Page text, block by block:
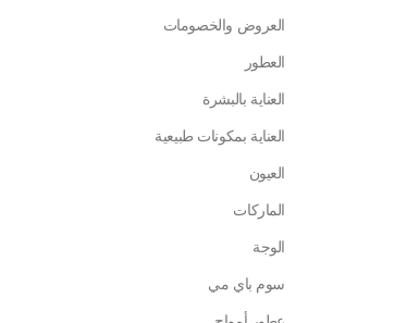
العروض والخصومات
العطور
العناية بالبشرة
العناية بمكونات طبيعية
العيون
الماركات
الوجة
سوم باي مي